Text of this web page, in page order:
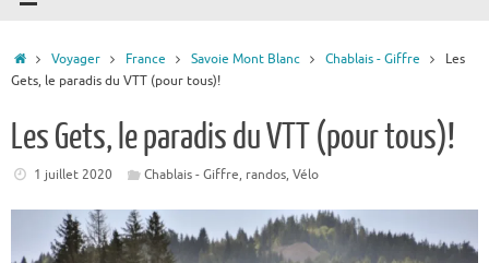
Accueil
Voyager France Savoie Mont Blanc Chablais - Giffre
Les
Gets, le paradis du VTT (pour tous)!
Les Gets, le paradis du VTT (pour tous)!
1 juillet 2020 Chablais - Giffre, randos,Vélo